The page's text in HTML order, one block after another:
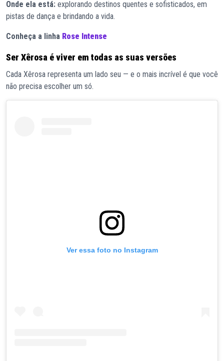
Onde ela está: explorando destinos quentes e sofisticados, em
pistas de dança e brindando a vida.
Conheça a linha Rose Intense
Ser Xêrosa é viver em todas as suas versões
Cada Xêrosa representa um lado seu — e o mais incrível é que você
não precisa escolher um só.
Ver essa foto no Instagram